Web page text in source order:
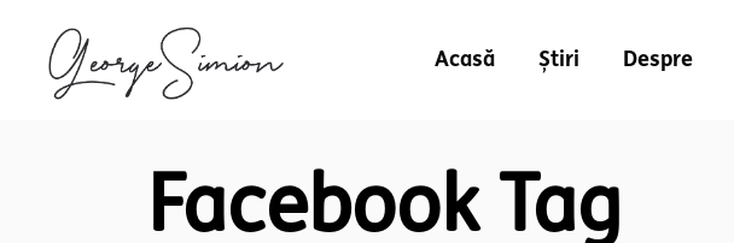
Acasă Știri Despre
Facebook Tag